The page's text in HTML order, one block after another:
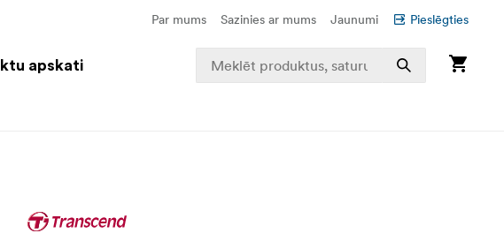
Par mums Sazinies ar mums Jaunumi Pieslēgties
apskati